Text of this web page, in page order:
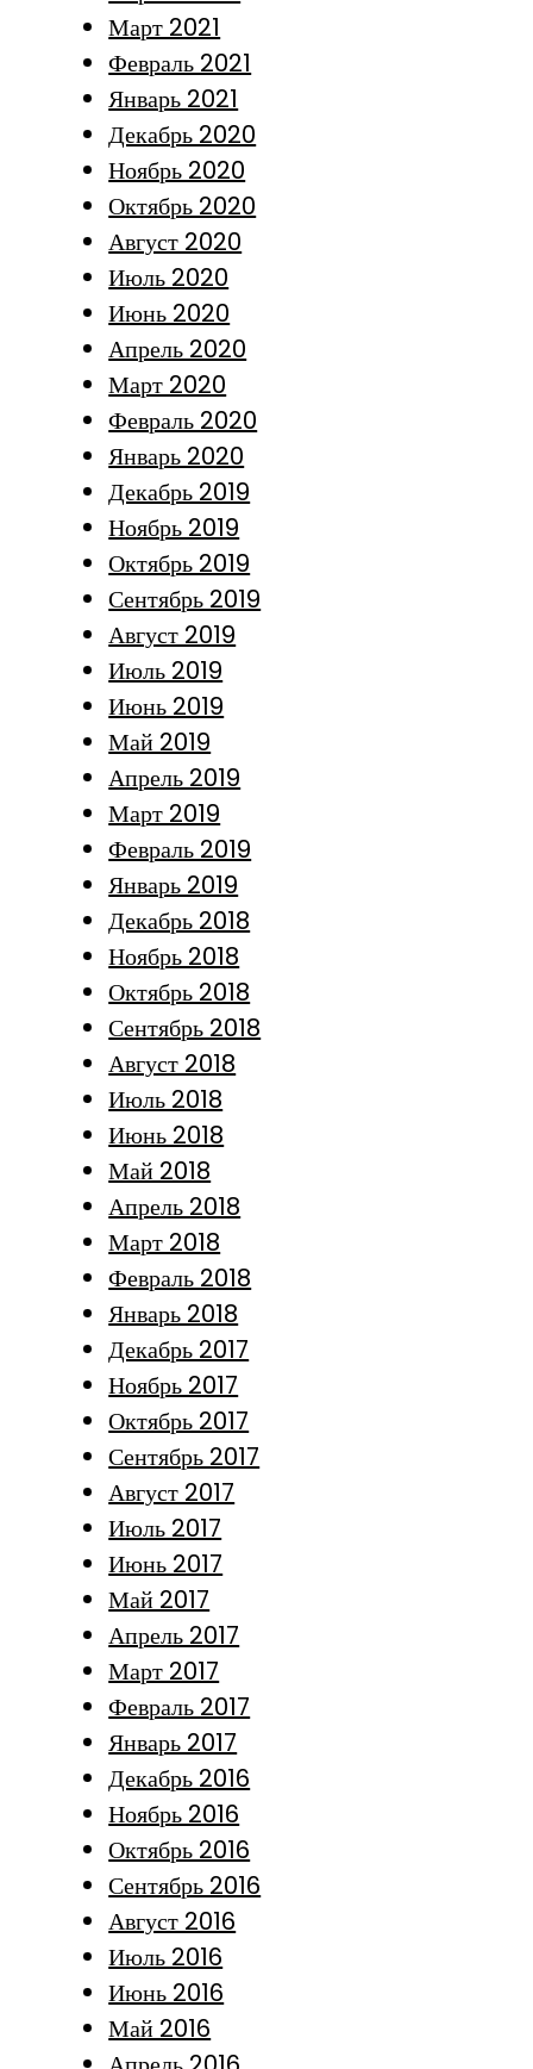
Март 2021
Февраль 2021
Январь 2021
Декабрь 2020
Ноябрь 2020
Октябрь 2020
Август 2020
Июль 2020
Июнь 2020
Апрель 2020
Март 2020
Февраль 2020
Январь 2020
Декабрь 2019
Ноябрь 2019
Октябрь 2019
Сентябрь 2019
Август 2019
Июль 2019
Июнь 2019
Май 2019
Апрель 2019
Март 2019
Февраль 2019
Январь 2019
Декабрь 2018
Ноябрь 2018
Октябрь 2018
Сентябрь 2018
Август 2018
Июль 2018
Июнь 2018
Май 2018
Апрель 2018
Март 2018
Февраль 2018
Январь 2018
Декабрь 2017
Ноябрь 2017
Октябрь 2017
Сентябрь 2017
Август 2017
Июль 2017
Июнь 2017
Май 2017
Апрель 2017
Март 2017
Февраль 2017
Январь 2017
Декабрь 2016
Ноябрь 2016
Октябрь 2016
Сентябрь 2016
Август 2016
Июль 2016
Июнь 2016
Май 2016